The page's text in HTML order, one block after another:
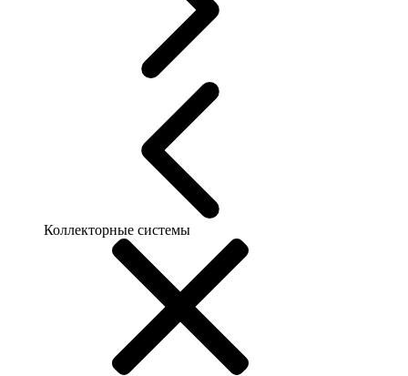
Коллекторные системы